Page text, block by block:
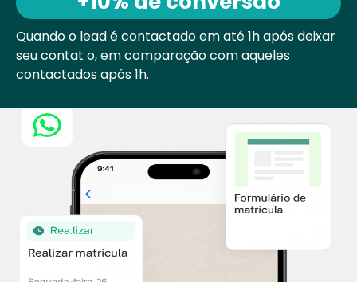
Quando o lead é contactado em até 1h apósdeixar
seu contat o, em comparação comaqueles
contactados após 1h.